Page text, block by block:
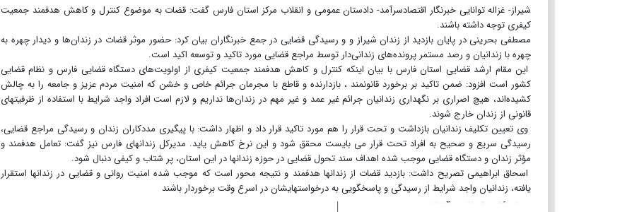
شیراز- غزاله توانایی خبرنگار اقتصادسرآمد- دادستان عمومی و انقلاب مرکز استان فارس گفت: قضات به موضوع کنترل و کاهش هدفمند جمعیت
کیفری توجه داشته باشند.
مصطفی بحرینی در پایان بازدید از زندان شیراز و و رسیدگی قضایی در جمع خبرنگاران بیان کرد: حضور موثر قضات در زندان‌ها و دیدار چهره به
چهره با زندانیان و رصد مستمر پرونده‌های زندانی‌دار توسط مراجع قضایی مورد تاکید و توسعه اکید است.
این مقام ارشد قضایی استان فارس با بیان اینکه کنترل و کاهش هدفمند جمعیت کیفری از اولویت‌های دستگاه قضایی فارس و نظام قضایی
کشور است افزود: ضمن تاکید بر برخورد قانونمند ، بازدارنده و قاطع با مجرمان جرائم خاص و خشن که امنیت مردم عزیز و جامعه را به چالش
کشیده‌اند، هیچ اصراری بر نگهداری زندانیان جرائم غیر عمد و غیر مهم در زندان‌ها نداریم و لازم است افراد واجد شرایط با استفاده از ظرفیتهای
قانونی از زندان خارج شوند.
وی تعیین تکلیف زندانیان بازداشت و تحت قرار را هم مورد تاکید قرار داد و اظهار داشت: با پیگیری مددکاران زندان و رسیدگی مراجع قضایی،
رسیدگی سریع و صحیح به افراد تحت قرار می بایست محقق شود و این نرخ کاهش یاید. مدیرکل زندانهای فارس نیز گفت: تعامل هدفمند و
مؤثر زندان و دستگاه قضایی موجب شده اهداف سند تحول قضایی در حوزه زندانها در این استان، پر شتاب و کیفی دنبال شود.
اسحاق ابراهیمی تصریح داشت: بازدید قضات از زندانها هدفمند و نتیجه محور است که موجب شده امنیت روانی و قضایی در زندانها استقرار
یافته، زندانیان واجد شرایط از رسیدگی و پاسخگویی به درخواستهایشان در اسرع وقت برخوردار باشند